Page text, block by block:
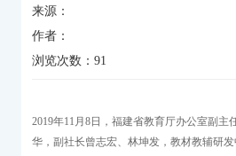
来源：
作者：
浏览次数： 91
2019年11月8日，福建省教育厅办公室副主
华，副社长曾志宏、林坤发，教材教辅研